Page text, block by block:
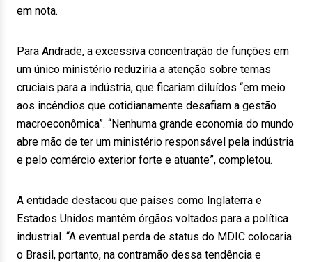
em nota.
Para Andrade, a excessiva concentração de funções em
um único ministério reduziria a atenção sobre temas
cruciais para a indústria, que ficariam diluídos “em meio
aos incêndios que cotidianamente desafiam a gestão
macroeconômica”. “Nenhuma grande economia do mundo
abre mão de ter um ministério responsável pela indústria
e pelo comércio exterior forte e atuante”, completou.
A entidade destacou que países como Inglaterra e
Estados Unidos mantêm órgãos voltados para a política
industrial. “A eventual perda de status do MDIC colocaria
o Brasil, portanto, na contramão dessa tendência e